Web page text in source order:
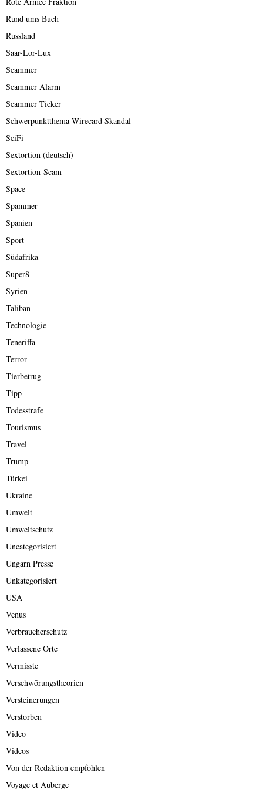
Rund ums Buch
Russland
Saar-Lor-Lux
Scammer
Scammer Alarm
Scammer Ticker
Schwerpunktthema Wirecard Skandal
SciFi
Sextortion (deutsch)
Sextortion-Scam
Space
Spammer
Spanien
Sport
Südafrika
Super8
Syrien
Taliban
Technologie
Teneriffa
Terror
Tierbetrug
Tipp
Todesstrafe
Tourismus
Travel
Trump
Türkei
Ukraine
Umwelt
Umweltschutz
Uncategorisiert
Ungarn Presse
Unkategorisiert
USA
Venus
Verbraucherschutz
Verlassene Orte
Vermisste
Verschwörungstheorien
Versteinerungen
Verstorben
Video
Videos
Von der Redaktion empfohlen
Voyage et Auberge